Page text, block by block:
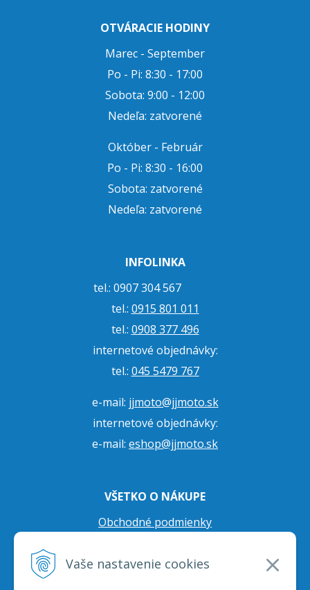
Vaše nastavenie cookies
OTVÁRACIE HODINY
Marec - September
Po - Pi: 8:30 - 17:00
Sobota: 9:00 - 12:00
Nedeľa: zatvorené
Október - Február
Po - Pi: 8:30 - 16:00
Sobota: zatvorené
Nedeľa: zatvorené
INFOLINKA
tel.: 0907 304 567
tel.: 0915 801 011
tel.: 0908 377 496
internetové objednávky:
tel.: 045 5479 767
e-mail: jjmoto@jjmoto.sk
internetové objednávky:
e-mail: eshop@jjmoto.sk
VŠETKO O NÁKUPE
Obchodné podmienky
Prepravné podmienky